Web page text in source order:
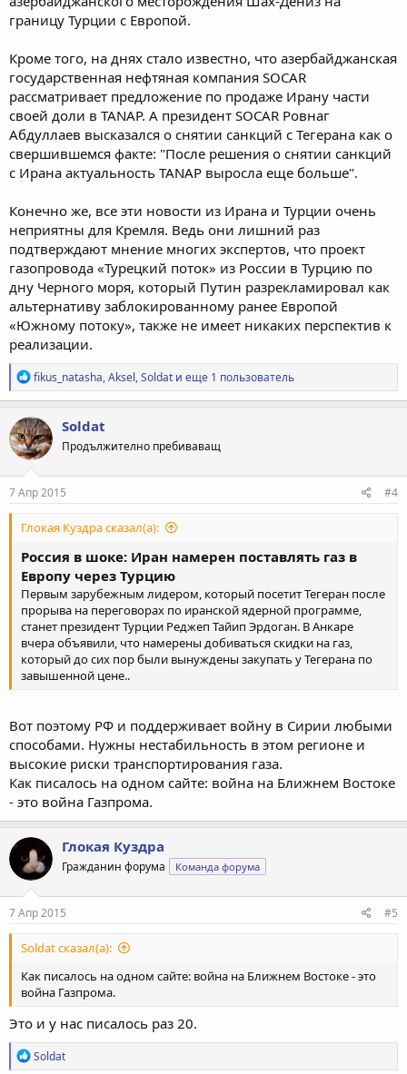
границу Турции с Европой.
Кроме того, на днях стало известно, что азербайджанская
государственная нефтяная компания SOCAR
рассматривает предложение по продаже Ирану части
своей доли в TANAP. А президент SOCAR Ровнаг
Абдуллаев высказался о снятии санкций с Тегерана как о
свершившемся факте: "После решения о снятии санкций
с Ирана актуальность TANAP выросла еще больше".
Конечно же, все эти новости из Ирана и Турции очень
неприятны для Кремля. Ведь они лишний раз
подтверждают мнение многих экспертов, что проект
газопровода «Турецкий поток» из России в Турцию по
дну Черного моря, который Путин разрекламировал как
альтернативу заблокированному ранее Европой
«Южному потоку», также не имеет никаких перспектив к
реализации.
Р
е
а
к
ц
и
и
:
fikus_natasha,Aksel,Soldat и еще 1 пользователь
Soldat
Продължително пребиваващ
7 Апр 2015 #4
Глокая Куздра сказал(а):
Россия в шоке: Иран намерен поставлять газ в
Европу через Турцию
Первым зарубежным лидером, который посетит Тегеран после
прорыва на переговорах по иранской ядерной программе,
станет президент Турции Реджеп Тайип Эрдоган. В Анкаре
вчера объявили, что намерены добиваться скидки на газ,
который до сих пор были вынуждены закупать у Тегерана по
завышенной цене..
Вот поэтому РФ и поддерживает войну в Сирии любыми
способами. Нужны нестабильность в этом регионе и
высокие риски транспортирования газа.
Как писалось на одном сайте: война на Ближнем Востоке
- это война Газпрома.
Глокая Куздра
Гражданин форума Команда форума
7 Апр 2015 #5
Soldat сказал(а):
Как писалось на одном сайте: война на Ближнем Востоке - это
война Газпрома.
Это и у нас писалось раз 20.
Р
е
Soldat